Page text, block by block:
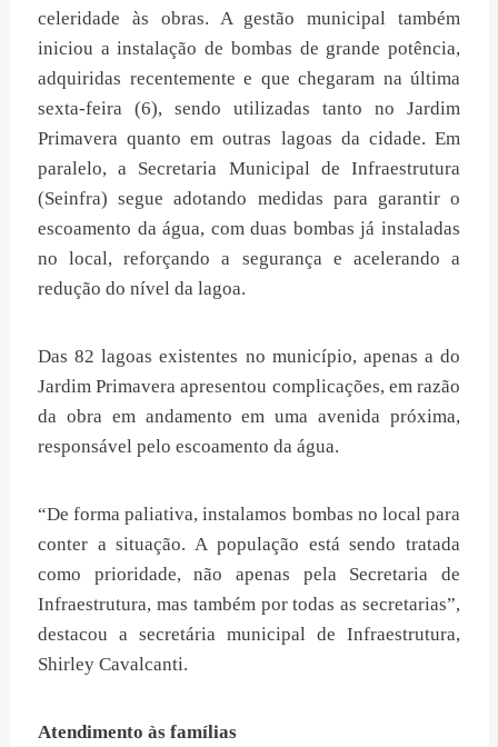
celeridade às obras. A gestão municipal também
iniciou a instalação de bombas de grande potência,
adquiridas recentemente e que chegaram na última
sexta-feira (6), sendo utilizadas tanto no Jardim
Primavera quanto em outras lagoas da cidade. Em
paralelo, a Secretaria Municipal de Infraestrutura
(Seinfra) segue adotando medidas para garantir o
escoamento da água, com duas bombas já instaladas
no local, reforçando a segurança e acelerando a
redução do nível da lagoa.
Das 82 lagoas existentes no município, apenas a do
Jardim Primavera apresentou complicações, em razão
da obra em andamento em uma avenida próxima,
responsável pelo escoamento da água.
“De forma paliativa, instalamos bombas no local para
conter a situação. A população está sendo tratada
como prioridade, não apenas pela Secretaria de
Infraestrutura, mas também por todas as secretarias”,
destacou a secretária municipal de Infraestrutura,
Shirley Cavalcanti.
Atendimento às famílias